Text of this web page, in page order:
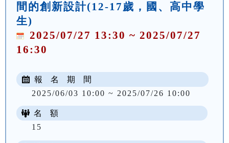
間的創新設計(12-17歲，國、高中學
生)
2025/07/27 13:30 ~ 2025/07/27
16:30
報 名 期 間
2025/06/03 10:00 ~ 2025/07/26 10:00
名 額
15